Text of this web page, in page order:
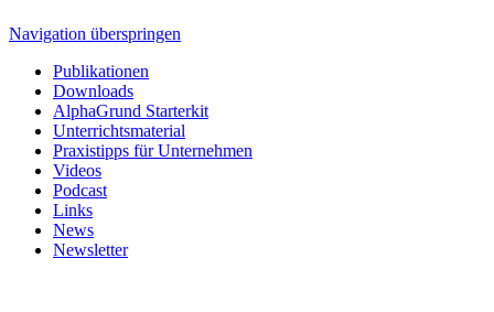
Navigation überspringen
Publikationen
Downloads
AlphaGrund Starterkit
Unterrichtsmaterial
Praxistipps für Unternehmen
Videos
Podcast
Links
News
Newsletter